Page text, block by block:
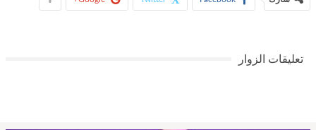
تعليقات الزوار